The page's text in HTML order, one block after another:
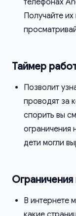
Получайте
Таймер
Позволит
проводят за
спорить вы
ограничения
дети могли
В интернете